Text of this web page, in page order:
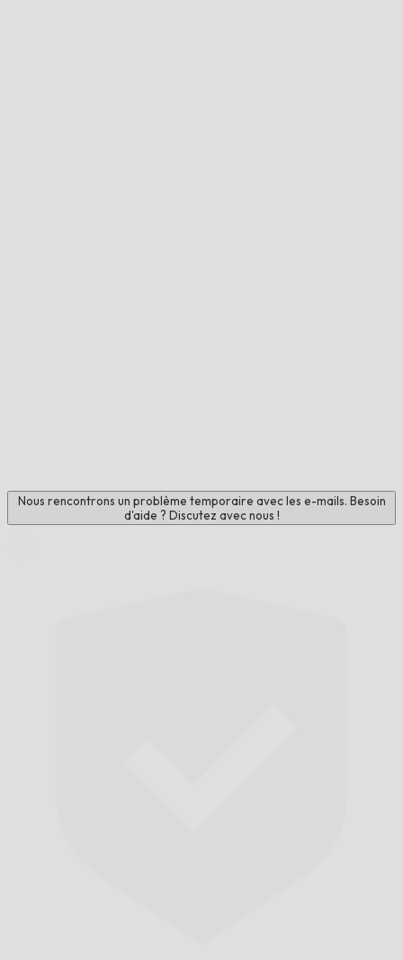
Nous rencontrons un problème temporaire avec les e-mails. Besoin
d'aide ? Discutez avec nous !